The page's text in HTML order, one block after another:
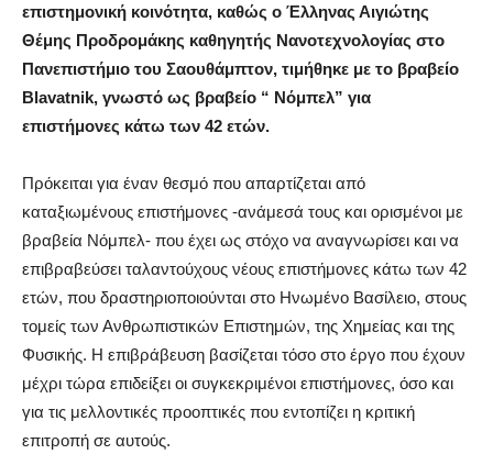
επιστημονική κοινότητα, καθώς ο Έλληνας Αιγιώτης
Θέμης Προδρομάκης καθηγητής Nανοτεχνολoγίας στο
Πανεπιστήμιο του Σαουθάμπτον, τιμήθηκε με το βραβείο
Blavatnik, γνωστό ως βραβείο “ Νόμπελ” για
επιστήμονες κάτω των 42 ετών.
Πρόκειται για έναν θεσμό που απαρτίζεται από
καταξιωμένους επιστήμονες -ανάμεσά τους και ορισμένοι με
βραβεία Νόμπελ- που έχει ως στόχο να αναγνωρίσει και να
επιβραβεύσει ταλαντούχους νέους επιστήμονες κάτω των 42
ετών, που δραστηριοποιούνται στο Ηνωμένο Βασίλειο, στους
τομείς των Ανθρωπιστικών Επιστημών, της Χημείας και της
Φυσικής. Η επιβράβευση βασίζεται τόσο στο έργο που έχουν
μέχρι τώρα επιδείξει οι συγκεκριμένοι επιστήμονες, όσο και
για τις μελλοντικές προοπτικές που εντοπίζει η κριτική
επιτροπή σε αυτούς.